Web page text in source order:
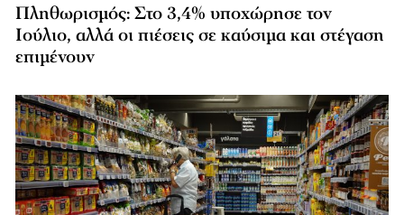
Πληθωρισμός: Στο 3,4% υποχώρησε τον
Ιούλιο, αλλά οι πιέσεις σε καύσιμα και στέγαση
επιμένουν